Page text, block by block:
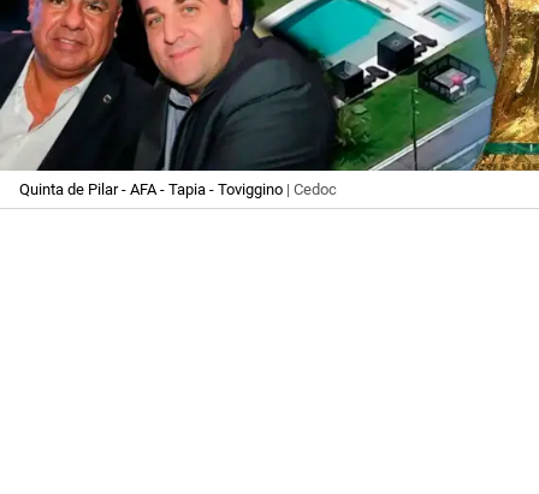
Quinta de Pilar - AFA - Tapia - Toviggino | Cedoc